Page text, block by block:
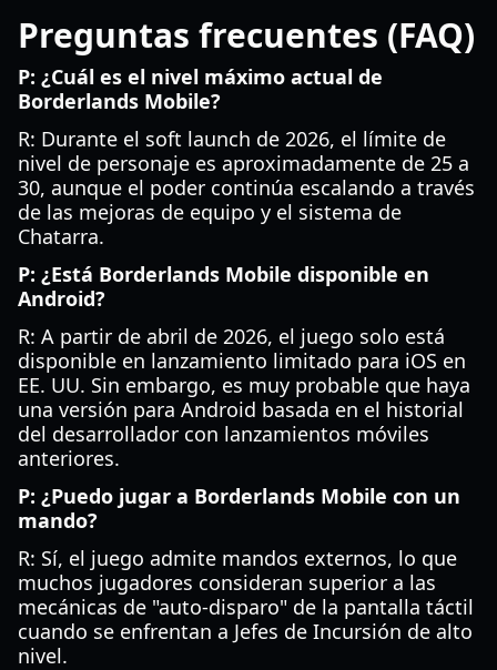
Preguntas frecuentes (FAQ)
P: ¿Cuál es el nivel máximo actual de
Borderlands Mobile?
R: Durante el soft launch de 2026, el límite de
nivel de personaje es aproximadamente de 25 a
30, aunque el poder continúa escalando a través
de las mejoras de equipo y el sistema de
Chatarra.
P: ¿Está Borderlands Mobile disponible en
Android?
R: A partir de abril de 2026, el juego solo está
disponible en lanzamiento limitado para iOS en
EE. UU. Sin embargo, es muy probable que haya
una versión para Android basada en el historial
del desarrollador con lanzamientos móviles
anteriores.
P: ¿Puedo jugar a Borderlands Mobile con un
mando?
R: Sí, el juego admite mandos externos, lo que
muchos jugadores consideran superior a las
mecánicas de "auto-disparo" de la pantalla táctil
cuando se enfrentan a Jefes de Incursión de alto
nivel.